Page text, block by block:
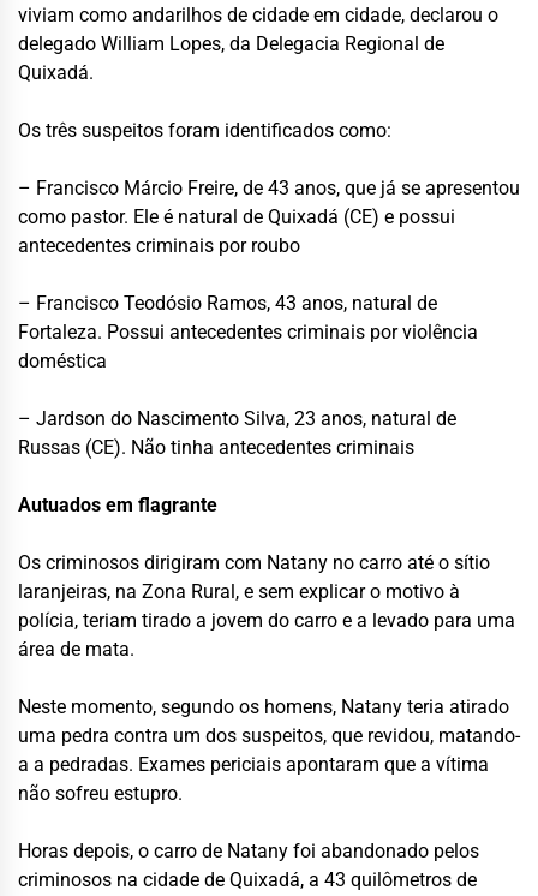
viviam como andarilhos de cidade em cidade, declarou o
delegado William Lopes, da Delegacia Regional de
Quixadá.
Os três suspeitos foram identificados como:
– Francisco Márcio Freire, de 43 anos, que já se apresentou
como pastor. Ele é natural de Quixadá (CE) e possui
antecedentes criminais por roubo
– Francisco Teodósio Ramos, 43 anos, natural de
Fortaleza. Possui antecedentes criminais por violência
doméstica
– Jardson do Nascimento Silva, 23 anos, natural de
Russas (CE). Não tinha antecedentes criminais
Autuados em flagrante
Os criminosos dirigiram com Natany no carro até o sítio
laranjeiras, na Zona Rural, e sem explicar o motivo à
polícia, teriam tirado a jovem do carro e a levado para uma
área de mata.
Neste momento, segundo os homens, Natany teria atirado
uma pedra contra um dos suspeitos, que revidou, matando-
a a pedradas. Exames periciais apontaram que a vítima
não sofreu estupro.
Horas depois, o carro de Natany foi abandonado pelos
criminosos na cidade de Quixadá, a 43 quilômetros de